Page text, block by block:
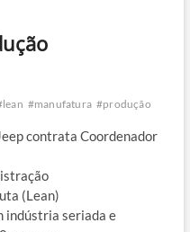
#manufatura #produção
contrata Coordenador
(Lean)
indústria seriada e